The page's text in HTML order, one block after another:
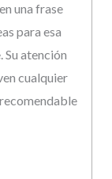
una frase
para esa
atención
cualquier